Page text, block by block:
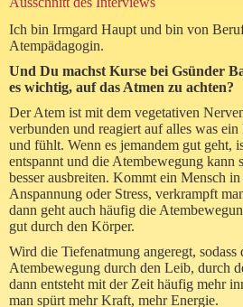
Ich bin Irmgard Haupt und bin von
Atempädagogin.
Und Du machst Kurse bei Gsünder
es wichtig, auf das Atmen zu achten?
Der Atem ist mit dem vegetativen
verbunden und reagiert auf alles was
und fühlt. Wenn es jemandem gut geht,
entspannt und die Atembewegung kann
besser ausbreiten. Kommt ein Mensch
Anspannung oder Stress, verkrampft
dann geht auch häufig die
gut durch den Körper.
Wird die Tiefenatmung angeregt, sodass
Atembewegung durch den Leib, durch
dann entsteht mit der Zeit häufig mehr
man spürt mehr Kraft, mehr Energie.